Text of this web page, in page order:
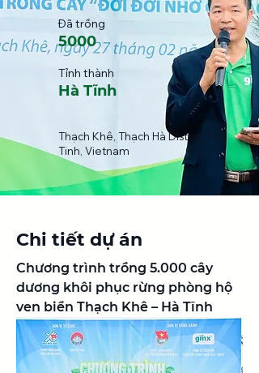
Đã trồng
5000
Tỉnh thành
Hà Tĩnh
Thạch Khê, Thạch Hà District, Ha
Tinh, Vietnam
Chi tiết dự án
Chương trình trồng 5.000 cây
dương khôi phục rừng phòng hộ
ven biển Thạch Khê – Hà Tĩnh